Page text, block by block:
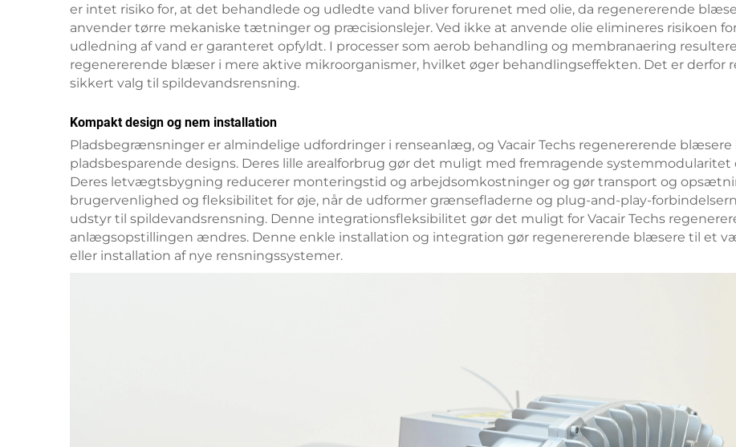
er intet risiko for, at det behandlede og udledte vand bliver forurenet med olie, da regenererende
anvender tørre mekaniske tætninger og præcisionslejer. Ved ikke at anvende olie elimineres risikoen
udledning af vand er garanteret opfyldt. I processer som aerob behandling og membranaering
regenererende blæser i mere aktive mikroorganismer, hvilket øger behandlingseffekten. Det er derfor
sikkert valg til spildevandsrensning.
Kompakt design og nem installation
Pladsbegrænsninger er almindelige udfordringer i renseanlæg, og Vacair Techs regenererende
pladsbesparende designs. Deres lille arealforbrug gør det muligt med fremragende
Deres letvægtsbygning reducerer monteringstid og arbejdsomkostninger og gør transport og
brugervenlighed og fleksibilitet for øje, når de udformer grænsefladerne og plug-and-play-
udstyr til spildevandsrensning. Denne integrationsfleksibilitet gør det muligt for Vacair Techs
anlægsopstillingen ændres. Denne enkle installation og integration gør regenererende blæsere til et
eller installation af nye rensningssystemer.